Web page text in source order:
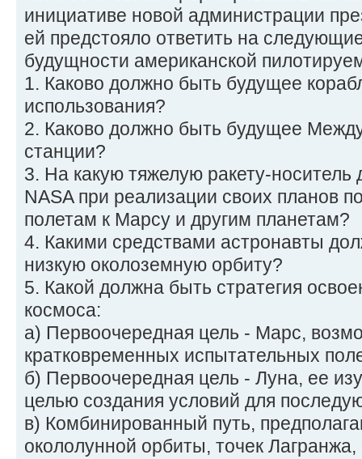
инициативе новой администрации
ей предстояло ответить на
будущности американской
1. Каково должно быть будущее
использования?
2. Каково должно быть будущее
станции?
3. На какую тяжелую ракету-носитель
NASA при реализации своих планов
полетам к Марсу и другим планетам?
4. Какими средствами астронавты
низкую околоземную орбиту?
5. Какой должна быть стратегия
космоса:
а) Первоочередная цель - Марс,
кратковременных испытательных
б) Первоочередная цель - Луна, ее
целью создания условий для
в) Комбинированный путь,
окололунной орбиты, точек